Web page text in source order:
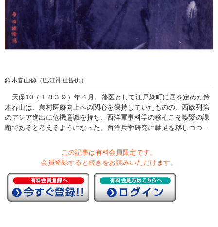
鈴木春山像（巴江神社提供）
天保10（１８３９）年４月、藩医として江戸麹町に居を定めた鈴
木春山は、農村医療向上への関心を保持していたものの、西欧列強
のアジア進出に危機意識を持ち、西洋軍事科学の移植こそ喫緊の課
題であると考えるようになった。西洋兵学研究に軸足を移しつつ...
この記事は有料会員限定です。
会員登録すると続きをお読みいただけます。